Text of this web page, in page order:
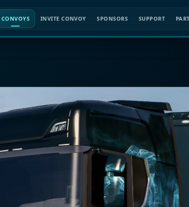
CONVOYS INVITE CONVOY SPONSORS SUPPORT